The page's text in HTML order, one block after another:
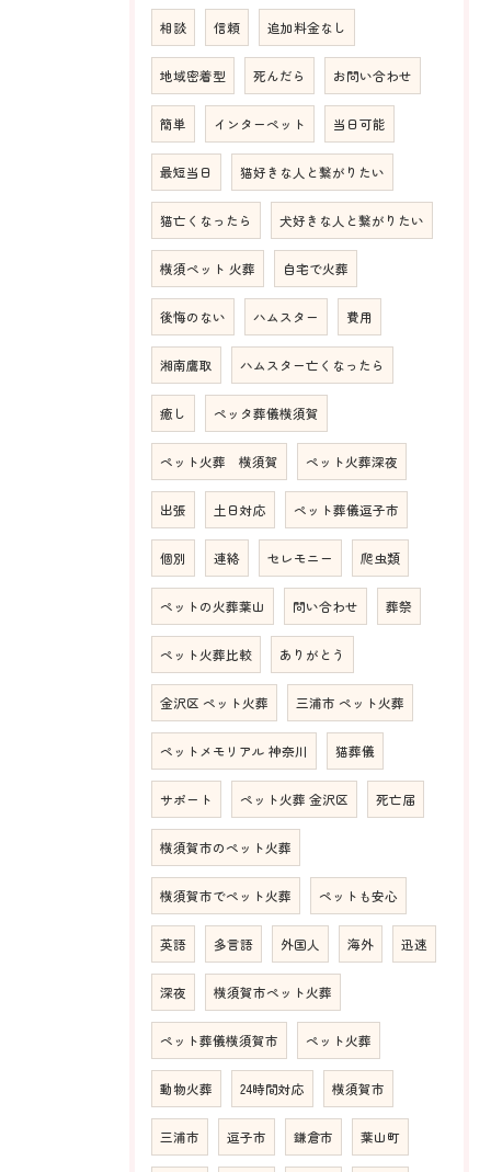
相談 信頼 追加料金なし
地域密着型 死んだら お問い合わせ
簡単 インターペット 当日可能
最短当日 猫好きな人と繋がりたい
猫亡くなったら 犬好きな人と繋がりたい
横須ペット 火葬 自宅で火葬
後悔のない ハムスター 費用
湘南鷹取 ハムスター亡くなったら
癒し ペッタ葬儀横須賀
ペット火葬 横須賀 ペット火葬深夜
出張 土日対応 ペット葬儀逗子市
個別 連絡 セレモニー 爬虫類
ペットの火葬葉山 問い合わせ 葬祭
ペット火葬比較 ありがとう
金沢区 ペット火葬 三浦市 ペット火葬
ペットメモリアル 神奈川 猫葬儀
サポート ペット火葬 金沢区 死亡届
横須賀市のペット火葬
横須賀市でペット火葬 ペットも安心
英語 多言語 外国人 海外 迅速
深夜 横須賀市ペット火葬
ペット葬儀横須賀市 ペット火葬
動物火葬 24時間対応 横須賀市
三浦市 逗子市 鎌倉市 葉山町